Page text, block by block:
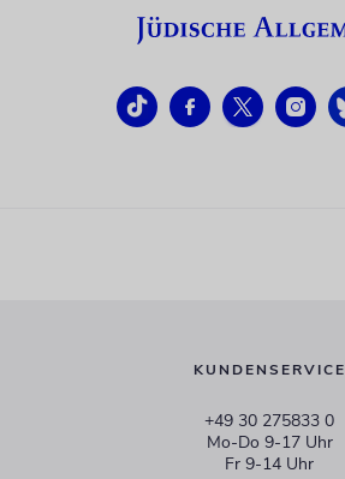
KUNDENSERVICE
+49 30 275833 0
Mo-Do 9-17 Uhr
Fr 9-14 Uhr